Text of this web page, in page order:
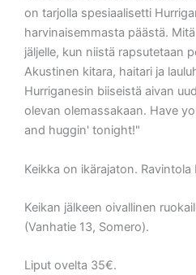
on tarjolla spesiaalisetti
harvinaisemmasta päästä.
jäljelle, kun niistä rapsutetaan
Akustinen kitara, haitari ja
Hurriganesin biiseistä aivan
olevan olemassakaan. Have
and huggin' tonight!"
Keikka on ikärajaton. Ravintola
Keikan jälkeen oivallinen
(Vanhatie 13, Somero).
Liput ovelta 35€.